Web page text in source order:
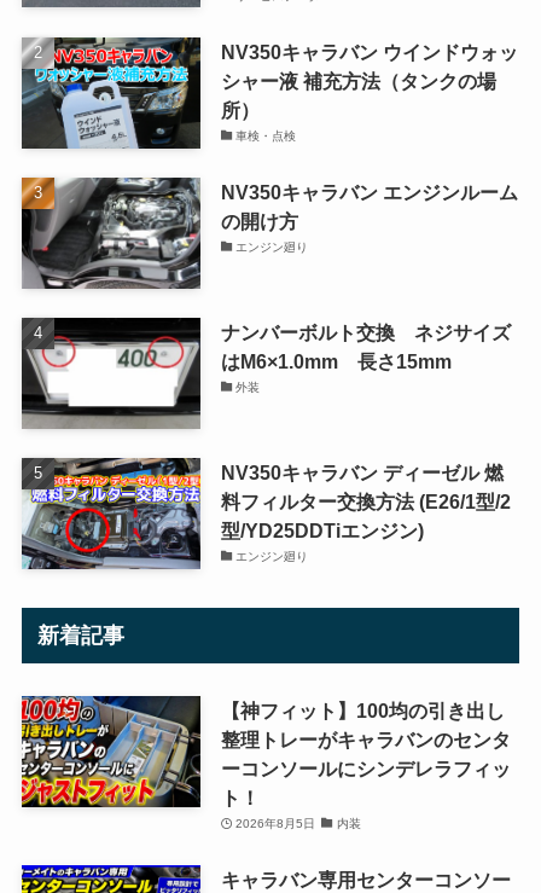
NV350キャラバン ウインドウォッ
シャー液 補充方法（タンクの場
所）
車検・点検
NV350キャラバン エンジンルーム
の開け方
エンジン廻り
ナンバーボルト交換 ネジサイズ
はM6×1.0mm 長さ15mm
外装
NV350キャラバン ディーゼル 燃
料フィルター交換方法 (E26/1型/2
型/YD25DDTiエンジン)
エンジン廻り
新着記事
【神フィット】100均の引き出し
整理トレーがキャラバンのセンタ
ーコンソールにシンデレラフィッ
ト！
2026年8月5日 内装
キャラバン専用センターコンソー